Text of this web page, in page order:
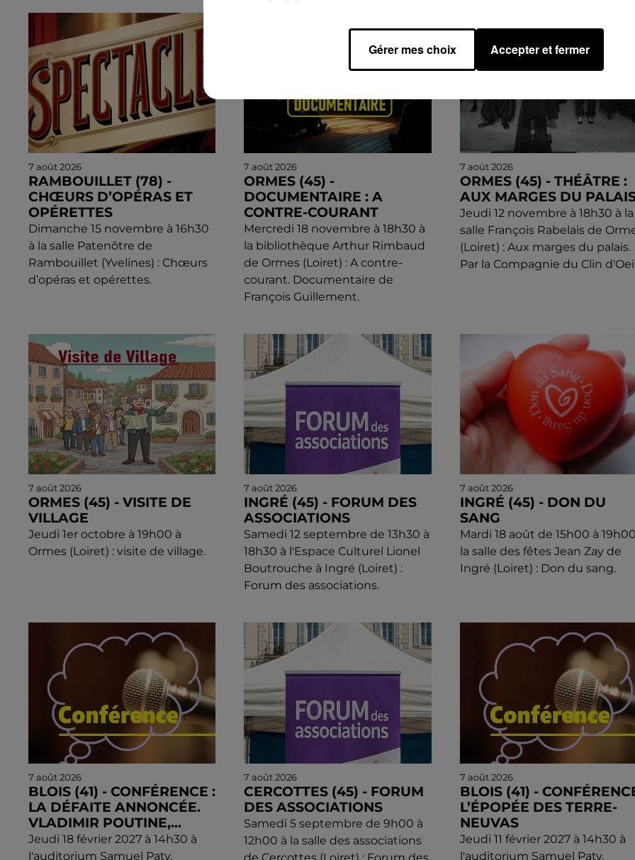
7 août 2026
RAMBOUILLET (78) -
CHŒURS D’OPÉRAS ET
OPÉRETTES
Dimanche 15 novembre à 16h30
à la salle Patenôtre de
Rambouillet (Yvelines) : Chœurs
d’opéras et opérettes.
7 août 2026
ORMES (45) -
DOCUMENTAIRE : A
CONTRE-COURANT
Mercredi 18 novembre à 18h30 à
la bibliothèque Arthur Rimbaud
de Ormes (Loiret) : A contre-
courant. Documentaire de
François Guillement.
7 août 2026
ORMES (45) - THÉÂTRE :
AUX MARGES DU
Jeudi 12 novembre à 18h30 à la
salle François Rabelais de
(Loiret) : Aux marges du palais.
Par la Compagnie du Clin
7 août 2026
ORMES (45) - VISITE DE
VILLAGE
Jeudi 1er octobre à 19h00 à
Ormes (Loiret) : visite de village.
7 août 2026
INGRÉ (45) - FORUM DES
ASSOCIATIONS
Samedi 12 septembre de 13h30 à
18h30 à l'Espace Culturel Lionel
Boutrouche à Ingré (Loiret) :
Forum des associations.
7 août 2026
INGRÉ (45) - DON DU
SANG
Mardi 18 août de 15h00 à
la salle des fêtes Jean Zay de
Ingré (Loiret) : Don du sang.
7 août 2026
BLOIS (41) - CONFÉRENCE :
LA DÉFAITE ANNONCÉE.
VLADIMIR POUTINE,...
Jeudi 18 février 2027 à 14h30 à
l'auditorium Samuel Paty,
7 août 2026
CERCOTTES (45) - FORUM
DES ASSOCIATIONS
Samedi 5 septembre de 9h00 à
12h00 à la salle des associations
de Cercottes (Loiret) : Forum des
7 août 2026
BLOIS (41) -
L’ÉPOPÉE DES TERRE-
NEUVAS
Jeudi 11 février 2027 à 14h30 à
l'auditorium Samuel Paty,
Gérer mes choix Accepter et fermer